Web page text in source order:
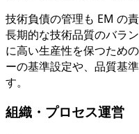
技術負債の管理も EM の
長期的な技術品質のバラ
に高い生産性を保つため
ーの基準設定や、品質基
す。
組織・プロセス運営